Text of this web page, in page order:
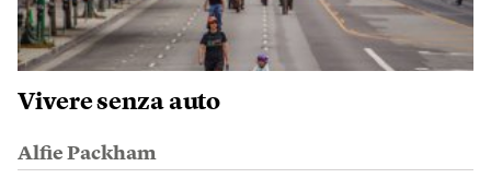
Vivere senza auto
Alfie Packham